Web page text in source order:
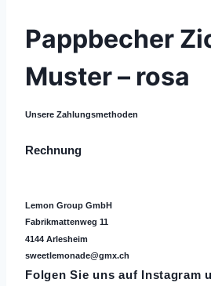
Pappbecher
Muster – rosa
Unsere Zahlungsmethoden
Rechnung
Lemon Group GmbH
Fabrikmattenweg 11
4144 Arlesheim
sweetlemonade@gmx.ch
Folgen Sie uns auf Instagram